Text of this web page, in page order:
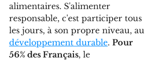
alimentaires. S'alimenter
responsable, c'est participer tous
les jours, à son propre niveau, au
développement durable. Pour
56% des Français, le